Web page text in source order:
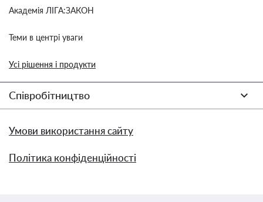
Академія ЛІГА:ЗАКОН
Теми в центрі уваги
Усі рішення і продукти
Співробітництво
Умови використання сайту
Політика конфіденційності